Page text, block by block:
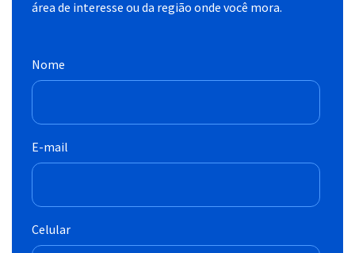
área de interesse ou da região onde você mora.
Nome
E-mail
Celular